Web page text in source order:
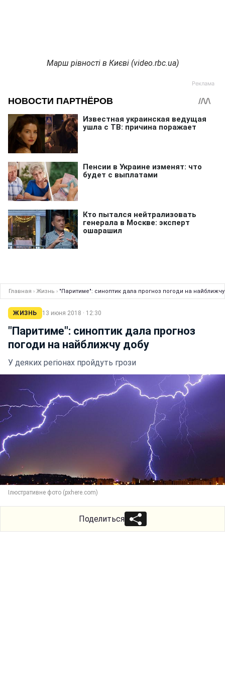
Марш рівності в Києві (video.rbc.ua)
Главная › Жизнь › "Паритиме": синоптик дала прогноз погоди на
ЖИЗНЬ 13 июня 2018 · 12:30
"Паритиме": синоптик дала прогноз
погоди на найближчу добу
У деяких регіонах пройдуть грози
Ілюстративне фото (pxhere.com)
Поделиться